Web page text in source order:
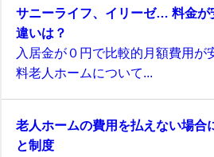
サニーライフ、イリーゼ… 料金が
違いは？
入居金が０円で比較的月額費用が
料老人ホームについて...
老人ホームの費用を払えない場合
と制度